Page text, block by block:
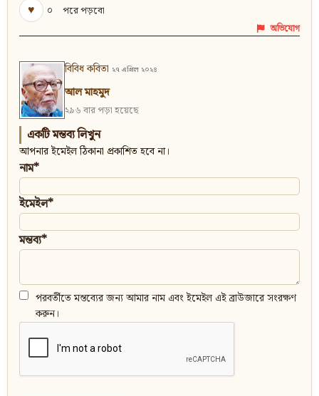
♥
০ পরে পড়বো
অভিযোগ
বিবিধ কবিতা ২৭ এপ্রিল ২০২৪
আল মাহমুদ
২৯৬ বার পড়া হয়েছে
একটি মন্তব্য লিখুন
আপনার ইমেইল ঠিকানা প্রকাশিত হবে না।
নাম*
ইমেইল*
মন্তব্য*
পরবর্তীতে মন্তব্যের জন্য আমার নাম এবং ইমেইল এই ব্রাউজারে সংরক্ষণ
করুন।